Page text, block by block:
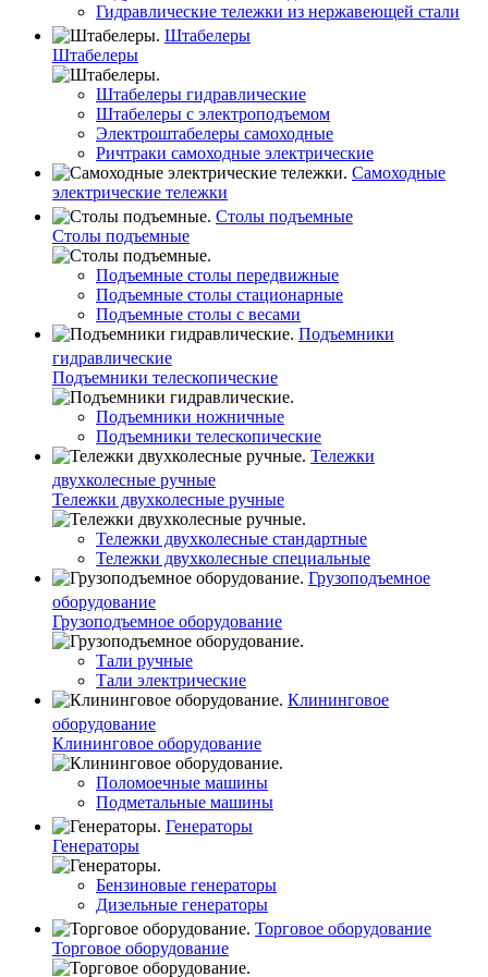
Гидравлические тележки из нержавеющей стали
Штабелеры
Штабелеры
Штабелеры гидравлические
Штабелеры с электроподъемом
Электроштабелеры самоходные
Ричтраки самоходные электрические
Самоходные
электрические тележки
Столы подъемные
Столы подъемные
Подъемные столы передвижные
Подъемные столы стационарные
Подъемные столы с весами
Подъемники
гидравлические
Подъемники телескопические
Подъемники ножничные
Подъемники телескопические
Тележки
двухколесные ручные
Тележки двухколесные ручные
Тележки двухколесные стандартные
Тележки двухколесные специальные
Грузоподъемное
оборудование
Грузоподъемное оборудование
Тали ручные
Тали электрические
Клининговое
оборудование
Клининговое оборудование
Поломоечные машины
Подметальные машины
Генераторы
Генераторы
Бензиновые генераторы
Дизельные генераторы
Торговое оборудование
Торговое оборудование